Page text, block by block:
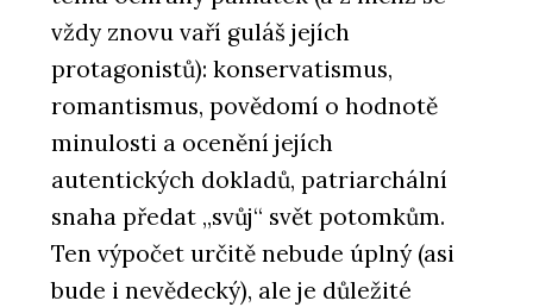
vždy znovu vaří guláš jejích
protagonistů): konservatismus,
romantismus, povědomí o hodnotě
minulosti a ocenění jejích
autentických dokladů, patriarchální
snaha předat „svůj“ svět potomkům.
Ten výpočet určitě nebude úplný (asi
bude i nevědecký), ale je důležité